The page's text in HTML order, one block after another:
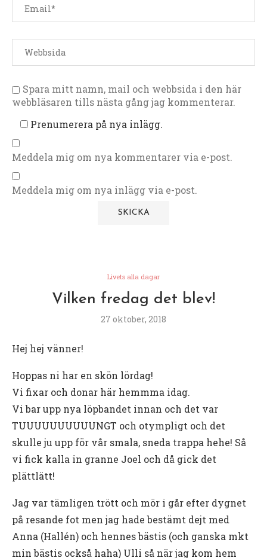
Spara mitt namn, mail och webbsida i den här
webbläsaren tills nästa gång jag kommenterar.
Prenumerera på nya inlägg.
Meddela mig om nya kommentarer via e-post.
Meddela mig om nya inlägg via e-post.
Livets alla dagar
Vilken fredag det blev!
27 oktober, 2018
Hej hej vänner!
Hoppas ni har en skön lördag!
Vi fixar och donar här hemmma idag.
Vi bar upp nya löpbandet innan och det var
TUUUUUUUUUUNGT och otympligt och det
skulle ju upp för vår smala, sneda trappa hehe! Så
vi fick kalla in granne Joel och då gick det
plättlätt!
Jag var tämligen trött och mör i går efter dygnet
på resande fot men jag hade bestämt dejt med
Anna (Hallén) och hennes bästis (och ganska mkt
min bästis också haha) Ulli så när jag kom hem